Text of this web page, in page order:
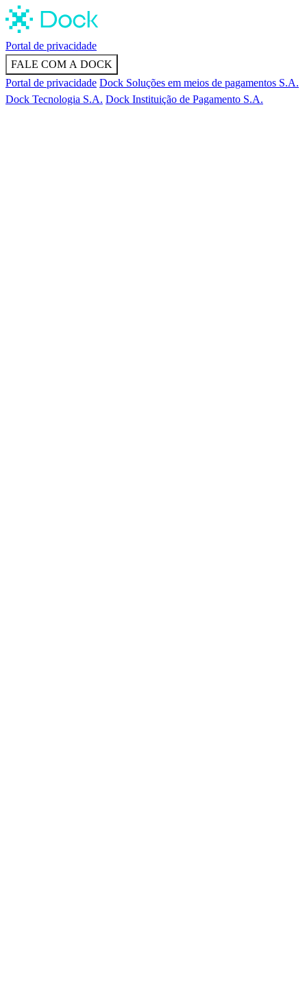
Portal de privacidade
FALE COM A DOCK
Portal de privacidade Dock Soluções em meios de pagamentos S.A.
Dock Tecnologia S.A. Dock Instituição de Pagamento S.A.